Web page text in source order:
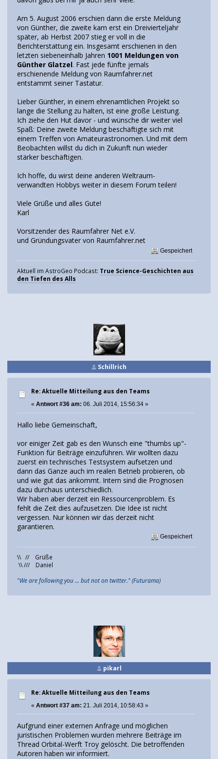
Am 5. August 2006 erschien dann die erste Meldung
von Günther, die zweite kam erst ein Dreivierteljahr
später, ab Herbst 2007 stieg er voll in die
Berichterstattung ein. Insgesamt erschienen in den
letzten siebeneinhalb Jahren 1001 Meldungen von
Günther Glatzel. Fast jede fünfte jemals
erschienende Meldung von Raumfahrer.net
entstammt seiner Tastatur.
Lieber Günther, in einem ehrenamtlichen Projekt so
lange die Stellung zu halten, ist eine große Leistung.
Ich ziehe den Hut davor - und wünsche dir weiter viel
Spaß: Deine zweite Meldung beschäftigte sich mit
einem Treffen von Amateurastronomen. Und mit dem
Beobachten willst du dich in Zukunft nun wieder
stärker beschäftigen.
Ich hoffe, du wirst deine anderen Weltraum-
verwandten Hobbys weiter in diesem Forum teilen!
Viele Grüße und alles Gute!
Karl
Vorsitzender des Raumfahrer Net e.V.
und Gründungsvater von Raumfahrer.net
Gespeichert
Aktuell im AstroGeo Podcast: True Science-Geschichten aus
den Tiefen des Alls
Schillrich
Re: Aktuelle Mitteilung aus den Teams
« Antwort #36 am: 06. Juli 2014, 15:56:34 »
Hallo liebe Gemeinschaft,
vor einiger Zeit gab es den Wunsch eine "thumbs up"-
Funktion für Beiträge einzuführen. Wir wollten dazu
zuerst ein technisches Testsystem aufsetzen und
dann das Ganze auch im realen Betrieb probieren, ob
und wie gut das ankommt. Intern sind die Prognosen
dazu durchaus unterschiedlich.
Wir haben aber derzeit ein Ressourcenproblem. Es
fehlt die Zeit dies aufzusetzen. Die Idee ist nicht
vergessen. Nur können wir das derzeit nicht
garantieren.
Gespeichert
\\ // Grüße
\\ /// Daniel
"We are following you ... but not on twitter." (Futurama)
pikarl
Re: Aktuelle Mitteilung aus den Teams
« Antwort #37 am: 21. Juli 2014, 10:58:43 »
Aufgrund einer externen Anfrage und möglichen
juristischen Problemen wurden mehrere Beiträge im
Thread Orbital-Werft Troy gelöscht. Die betroffenden
Autoren haben wir informiert.